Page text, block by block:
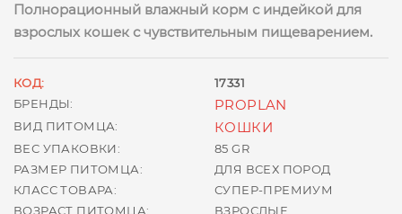
Полнорационный влажный корм с индейкой для
взрослых кошек с чувствительным пищеварением.
КОД:
17331
БРЕНДЫ:
PROPLAN
ВИД ПИТОМЦА: КОШКИ
ВЕС УПАКОВКИ:
85 GR
РАЗМЕР ПИТОМЦА:
ДЛЯ ВСЕХ ПОРОД
КЛАСС ТОВАРА:
СУПЕР-ПРЕМИУМ
ВОЗРАСТ ПИТОМЦА:
ВЗРОСЛЫЕ